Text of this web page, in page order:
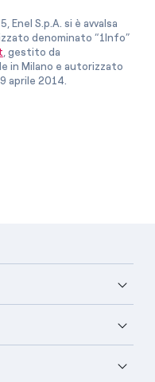
Enel S.p.A. si è avvalsa
denominato “1Info”
, gestito da
in Milano e autorizzato
aprile 2014.